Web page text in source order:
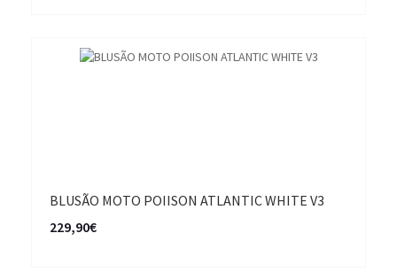
BLUSÃO MOTO POIISON ATLANTIC WHITE V3
229,90€